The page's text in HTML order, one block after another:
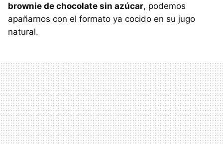
brownie de chocolate sin azúcar, podemos
apañarnos con el formato ya cocido en su jugo
natural.